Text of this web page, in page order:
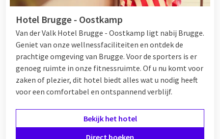
Hotel Brugge - Oostkamp
Van der Valk Hotel Brugge - Oostkamp ligt nabij Brugge.
Geniet van onze wellnessfaciliteiten en ontdek de
prachtige omgeving van Brugge. Voor de sporters is er
genoeg ruimte in onze fitnessruimte. Of u nu komt voor
zaken of plezier, dit hotel biedt alles wat u nodig heeft
voor een comfortabel en ontspannend verblijf.
Bekijk het hotel
Direct boeken